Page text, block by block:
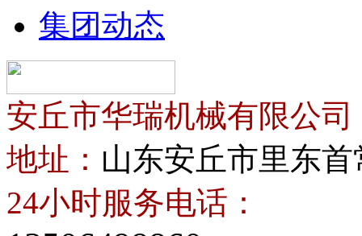
集团动态
安丘市华瑞机械有限公司
地址： 山东安丘市里东
24小时服务电话：